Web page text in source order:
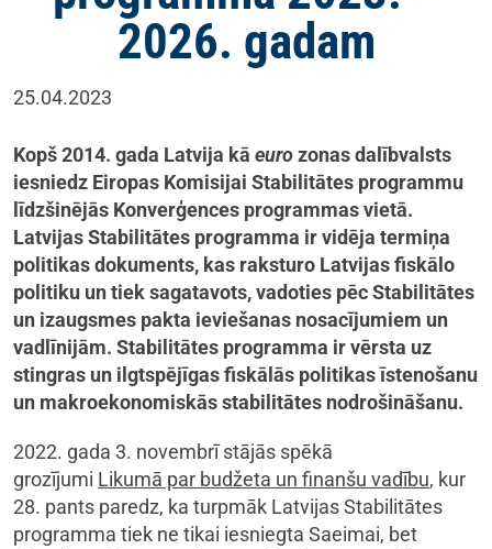
2026. gadam
25.04.2023
Kopš 2014. gada Latvija kā eurozonas dalībvalsts
iesniedz Eiropas Komisijai Stabilitātes programmu
līdzšinējās Konverģences programmas vietā.
Latvijas Stabilitātes programma ir vidēja termiņa
politikas dokuments, kas raksturo Latvijas fiskālo
politiku un tiek sagatavots, vadoties pēc Stabilitātes
un izaugsmes pakta ieviešanas nosacījumiem un
vadlīnijām. Stabilitātes programma ir vērsta uz
stingras un ilgtspējīgas fiskālās politikas īstenošanu
un makroekonomiskās stabilitātes nodrošināšanu.
2022. gada 3. novembrī stājās spēkā
grozījumi Likumā par budžeta un finanšu vadību, kur
28. pants paredz, ka turpmāk Latvijas Stabilitātes
programma tiek ne tikai iesniegta Saeimai, bet